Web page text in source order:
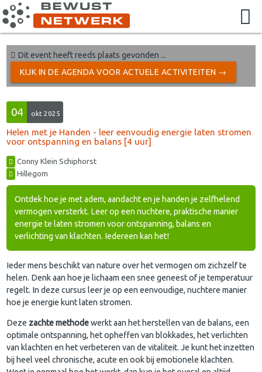
Dit event heeft reeds plaats gevonden ...
KIJK IN DE AGENDA VOOR ACTUELE ACTIVITEITEN →
04 okt 2025
Helen met je Handen - leer eenvoudig energie laten stromen
voor ontspanning en balans [4 uur]
Conny Klein Schiphorst
Hillegom
Ontdek hoe je met adem, aandacht en je handen je zelfhelend
vermogen versterkt. Leer op een nuchtere, praktische manier
energie te laten stromen voor ontspanning, balans en
verlichting van klachten. Iedereen kan het!
Ieder mens beschikt van nature over het vermogen om zichzelf te
helen. Denk aan hoe je lichaam een snee geneest of je temperatuur
regelt. In deze cursus leer je op een eenvoudige, nuchtere manier
hoe je energie kunt laten stromen.
Deze zachte methodewerkt aan het herstellen van de balans, een
optimale ontspanning, het opheffen van blokkades, het verlichten
van klachten en het verbeteren van de vitaliteit. Je kunt het inzetten
bij heel veel chronische, acute en ook bij emotionele klachten.